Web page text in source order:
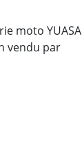
moto YUASA
vendu par